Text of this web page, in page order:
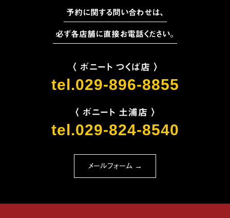
予約に関する問い合わせは、
必ず各店舗に直接お電話ください。
〈 ボニート つくば店 〉
tel.029-896-8855
〈 ボニート 土浦店 〉
tel.029-824-8540
メールフォーム →